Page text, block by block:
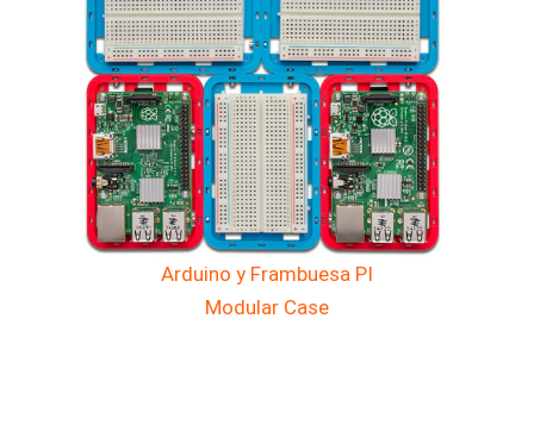
Arduino y Frambuesa PI
Modular Case